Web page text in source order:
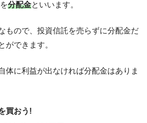
分配金といいます。
もので、投資信託を売らずに分配金だ
ができます。
体に利益が出なければ分配金はありま
買おう!